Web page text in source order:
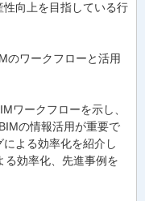
向上を目指している行
のワークフローと活用
ワークフローを示し、
の情報活用が重要で
よる効率化を紹介し
る効率化、先進事例を